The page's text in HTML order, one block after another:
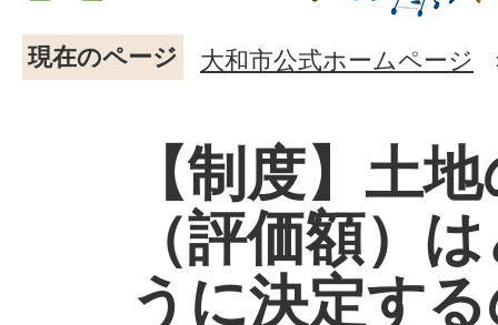
現在のページ 大和市公式ホームページ
【制度】土
（評価額）
うに決定す